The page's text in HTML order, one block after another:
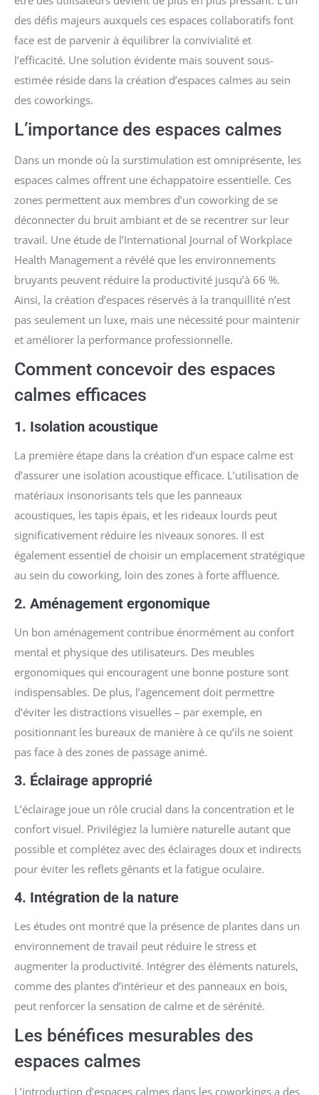
des défis majeurs auxquels ces espaces collaboratifs font
face est de parvenir à équilibrer la convivialité et
l’efficacité. Une solution évidente mais souvent sous-
estimée réside dans la création d’espaces calmes au sein
des coworkings.
L’importance des espaces calmes
Dans un monde où la surstimulation est omniprésente, les
espaces calmes offrent une échappatoire essentielle. Ces
zones permettent aux membres d’un coworking de se
déconnecter du bruit ambiant et de se recentrer sur leur
travail. Une étude de l’International Journal of Workplace
Health Management a révélé que les environnements
bruyants peuvent réduire la productivité jusqu’à 66 %.
Ainsi, la création d’espaces réservés à la tranquillité n’est
pas seulement un luxe, mais une nécessité pour maintenir
et améliorer la performance professionnelle.
Comment concevoir des espaces
calmes efficaces
1. Isolation acoustique
La première étape dans la création d’un espace calme est
d’assurer une isolation acoustique efficace. L’utilisation de
matériaux insonorisants tels que les panneaux
acoustiques, les tapis épais, et les rideaux lourds peut
significativement réduire les niveaux sonores. Il est
également essentiel de choisir un emplacement stratégique
au sein du coworking, loin des zones à forte affluence.
2. Aménagement ergonomique
Un bon aménagement contribue énormément au confort
mental et physique des utilisateurs. Des meubles
ergonomiques qui encouragent une bonne posture sont
indispensables. De plus, l’agencement doit permettre
d’éviter les distractions visuelles – par exemple, en
positionnant les bureaux de manière à ce qu’ils ne soient
pas face à des zones de passage animé.
3. Éclairage approprié
L’éclairage joue un rôle crucial dans la concentration et le
confort visuel. Privilégiez la lumière naturelle autant que
possible et complétez avec des éclairages doux et indirects
pour éviter les reflets gênants et la fatigue oculaire.
4. Intégration de la nature
Les études ont montré que la présence de plantes dans un
environnement de travail peut réduire le stress et
augmenter la productivité. Intégrer des éléments naturels,
comme des plantes d’intérieur et des panneaux en bois,
peut renforcer la sensation de calme et de sérénité.
Les bénéfices mesurables des
espaces calmes
L’introduction d’espaces calmes dans les coworkings a des